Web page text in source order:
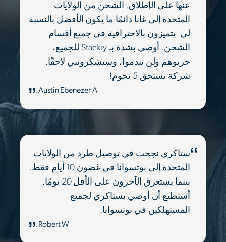
عنها على الإطلاق. الشحن من الولايات
المتحدة إلى غانا دائمًا ما يكون الأفضل بالنسبة
لي. يتميزون بالاحترافية في جميع أقسام
الشحن. أوصي بشدة بـ Stackry للجميع،
جربوهم ولن تندموا، وستشكرونني لاحقًا.
شركة تستحق 5 نجوم!
Austin Ebenezer A.
ستاكري نجحت في توصيل طرد من الولايات
المتحدة إلى بوتسوانا في غضون 10 أيام فقط.
بينما يستغرق الآخرون على الأقل 20 يومًا.
أستطيع أن أوصي بستاكري لجميع
المستهلكين في بوتسوانا.
Robert W.